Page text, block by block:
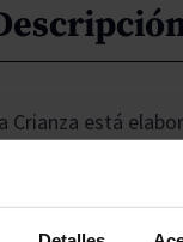
Crianza está
País
seleccionadas de